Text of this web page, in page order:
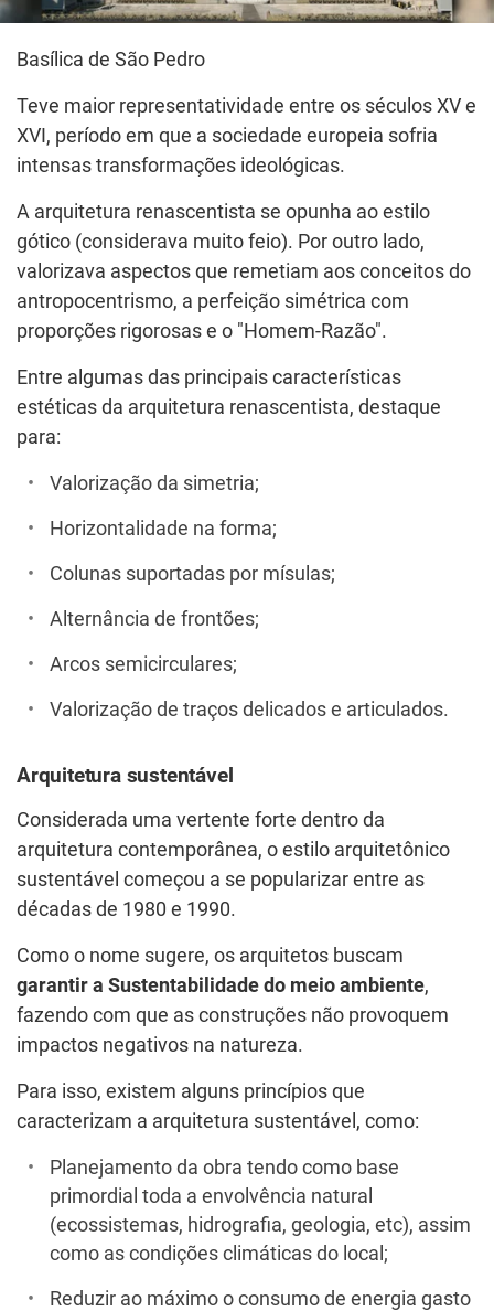
Basílica de São Pedro
Teve maior representatividade entre os séculos XV e
XVI, período em que a sociedade europeia sofria
intensas transformações ideológicas.
A arquitetura renascentista se opunha ao estilo
gótico (considerava muito feio). Por outro lado,
valorizava aspectos que remetiam aos conceitos do
antropocentrismo, a perfeição simétrica com
proporções rigorosas e o "Homem-Razão".
Entre algumas das principais características
estéticas da arquitetura renascentista, destaque
para:
Valorização da simetria;
Horizontalidade na forma;
Colunas suportadas por mísulas;
Alternância de frontões;
Arcos semicirculares;
Valorização de traços delicados e articulados.
Arquitetura sustentável
Considerada uma vertente forte dentro da
arquitetura contemporânea, o estilo arquitetônico
sustentável começou a se popularizar entre as
décadas de 1980 e 1990.
Como o nome sugere, os arquitetos buscam
garantir a Sustentabilidade do meio ambiente,
fazendo com que as construções não provoquem
impactos negativos na natureza.
Para isso, existem alguns princípios que
caracterizam a arquitetura sustentável, como:
Planejamento da obra tendo como base
primordial toda a envolvência natural
(ecossistemas, hidrografia, geologia, etc), assim
como as condições climáticas do local;
Reduzir ao máximo o consumo de energia gasto